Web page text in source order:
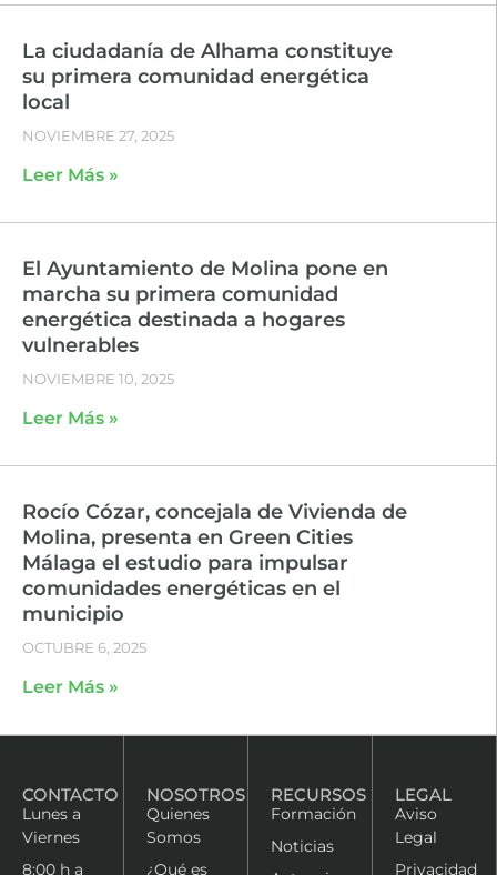
La ciudadanía de Alhama constituye
su primera comunidad energética
local
NOVIEMBRE 27, 2025
Leer Más »
El Ayuntamiento de Molina pone en
marcha su primera comunidad
energética destinada a hogares
vulnerables
NOVIEMBRE 10, 2025
Leer Más »
Rocío Cózar, concejala de Vivienda de
Molina, presenta en Green Cities
Málaga el estudio para impulsar
comunidades energéticas en el
municipio
OCTUBRE 6, 2025
Leer Más »
CONTACTO
Lunes a
Viernes
8:00 h a
NOSOTROS
Quienes
Somos
¿Qué es
RECURSOS
Formación
Noticias
LEGAL
Aviso
Legal
Privacidad